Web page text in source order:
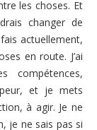
les choses. Et
changer de
actuellement,
en route. J’ai
compétences,
et je mets
à agir. Je ne
je ne sais pas si